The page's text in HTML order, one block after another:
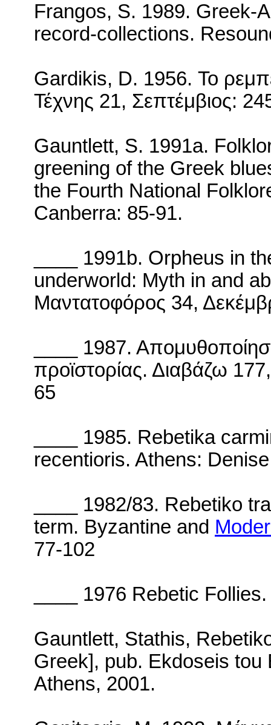
Frangos, S. 1989. Greek-
record-collections.
Gardikis, D. 1956. Το
Τέχνης 21, Σεπτέμβιος:
Gauntlett, S. 1991a.
greening of the Greek
the Fourth National
Canberra: 85-91.
____ 1991b. Orpheus in
underworld: Myth in and
Μαντατοφόρος 34,
____ 1987.
προϊστορίας. Διαβάζω
65
____ 1985. Rebetika
recentioris. Athens:
____ 1982/83. Rebetiko
term. Byzantine and
77-102
____ 1976 Rebetic Follies.
Gauntlett, Stathis,
Greek], pub. Ekdoseis tou
Athens, 2001.